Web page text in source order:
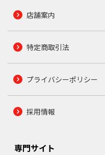
店舗案内
特定商取引法
プライバシーポリシー
採用情報
専門サイト